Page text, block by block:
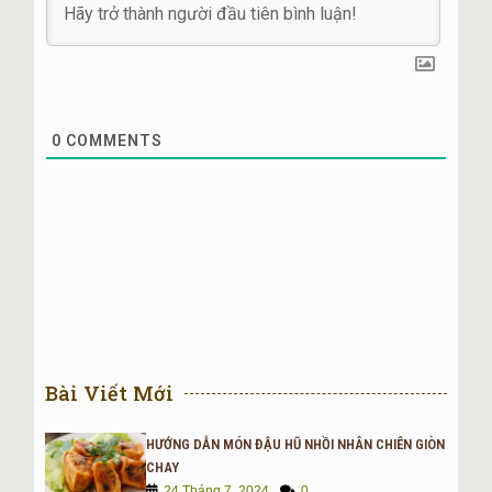
Bài Viết Mới
HƯỚNG DẪN MÓN ĐẬU HŨ NHỒI NHÂN CHIÊN GIÒN
CHAY
Ăn chay có trứng (ovo; tiếng Latin nghĩa là trứng): có
Ăn chay có sữa (lacto; tiếng Latin: lactis nghĩa là sữa):
Ăn chay có cả sữa và trứng (ovo-lacto): có thể ăn một
số sản phẩm từ động vật hoặc từ sữa như trứng, sữa
ăn các loại trái cây tươi và chưa nấu chín, các loại hạt
và rau củ. Rau củ có thể chỉ được nấu chín lên đến
một nhiệt độ nhất định.
Ăn chay theo Kỳ Na giáo: có bao gồm sữa, nhưng
không ăn trứng, mật ong, và các loại củ hay rễ cây.
0 COMMENTS